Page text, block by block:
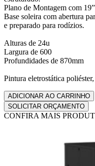
Plano de Montagem com
Base soleira com abertura
e preparado para rodízios.
Alturas de 24u
Largura de 600
Profundidades de 870mm
Pintura eletrostática
CONFIRA MAIS